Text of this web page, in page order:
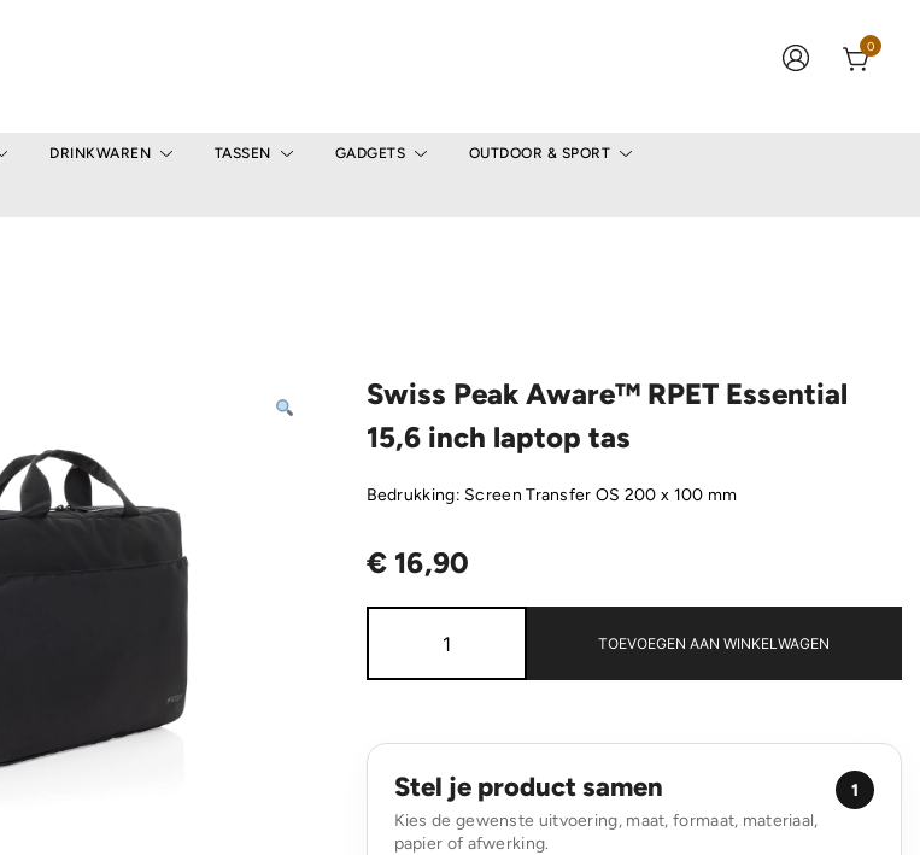
0
DRINKWAREN TASSEN GADGETS OUTDOOR & SPORT
Swiss Peak Aware™ RPET Essential
15,6 inch laptop tas
Bedrukking: Screen Transfer OS 200 x 100 mm
€16,90
Peak
laptop
tas
aantal
TOEVOEGEN AAN WINKELWAGEN
Stel je product samen
Kies de gewenste uitvoering, maat, formaat, materiaal,
papier of afwerking.
1